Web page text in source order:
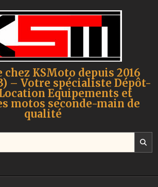
chez KSMoto depuis 2016
– Votre spécialiste Dépôt-
Equipements et
motos seconde-main de
qualité